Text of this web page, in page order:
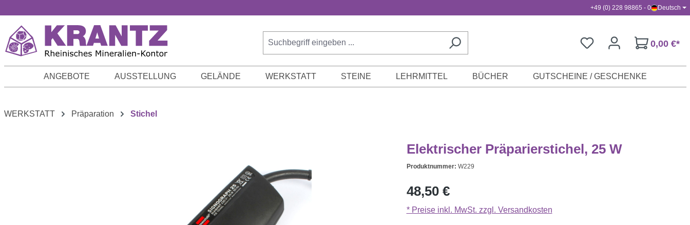
+49 (0) 228 98865 - 0 Deutsch
0,00 €*
ANGEBOTE AUSSTELLUNG GELÄNDE WERKSTATT STEINE LEHRMITTEL BÜCHER GUTSCHEINE / GESCHENKE
WERKSTATT Präparation Stichel
Elektrischer Präparierstichel, 25 W
Produktnummer: W229
Regulärer Preis:
48,50 €
* Preise inkl. MwSt. zzgl. Versandkosten